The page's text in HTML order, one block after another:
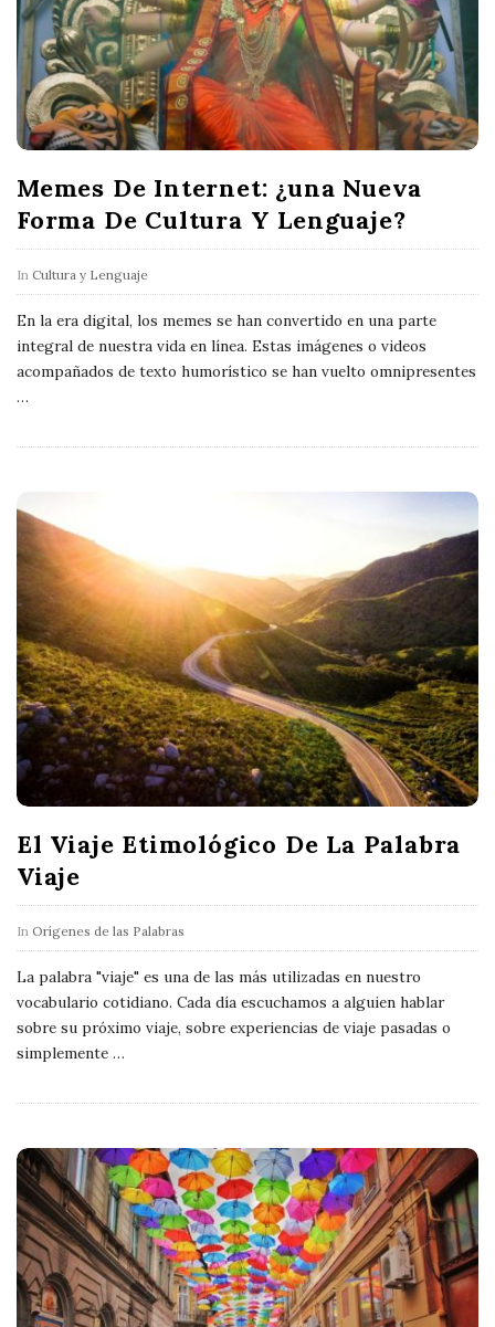
Memes De Internet: ¿una Nueva
Forma De Cultura Y Lenguaje?
In Cultura y Lenguaje
En la era digital, los memes se han convertido en una parte
integral de nuestra vida en línea. Estas imágenes o videos
acompañados de texto humorístico se han vuelto omnipresentes
…
El Viaje Etimológico De La Palabra
Viaje
In Orígenes de las Palabras
La palabra "viaje" es una de las más utilizadas en nuestro
vocabulario cotidiano. Cada día escuchamos a alguien hablar
sobre su próximo viaje, sobre experiencias de viaje pasadas o
simplemente …